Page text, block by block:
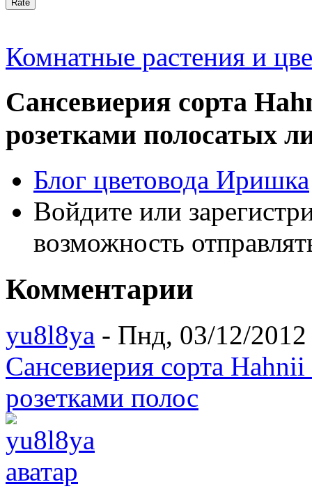
Комнатные растения и
Сансевиерия сорта
розетками полосатых
Блог цветовода Иришка
Войдите или
возможность
Комментарии
yu8l8ya - Пнд, 03/12/
Сансевиерия сорта
розетками полос